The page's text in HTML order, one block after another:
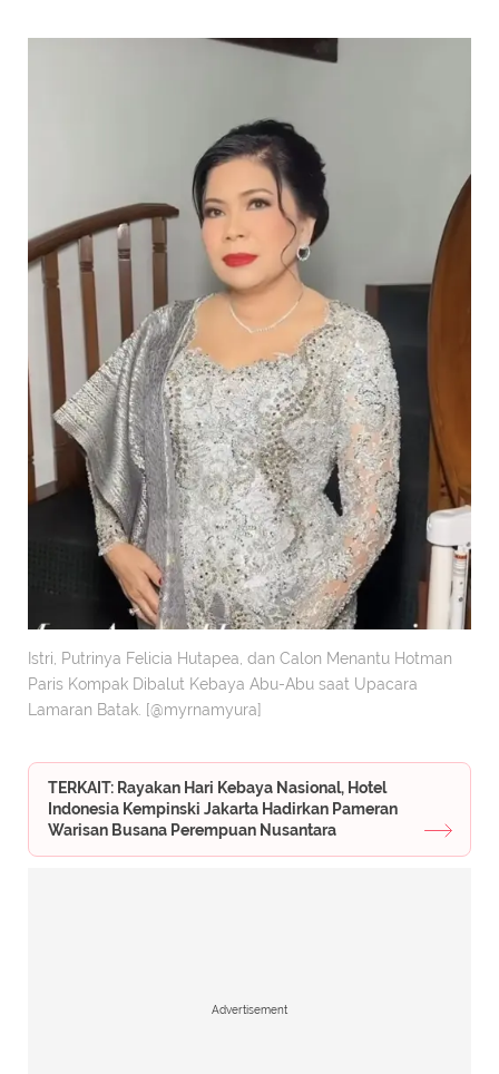
Istri, Putrinya Felicia Hutapea, dan Calon Menantu Hotman
Paris Kompak Dibalut Kebaya Abu-Abu saat Upacara
Lamaran Batak. [@myrnamyura]
TERKAIT: Rayakan Hari Kebaya Nasional, Hotel
Indonesia Kempinski Jakarta Hadirkan Pameran
Warisan Busana Perempuan Nusantara
Advertisement